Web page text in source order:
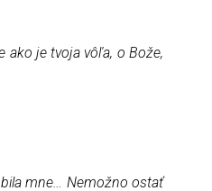
ako je tvoja vôľa, o Bože,
mne… Nemožno ostať